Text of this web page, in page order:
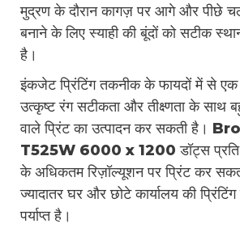
मुद्रण के दौरान कागज़ पर आगे और पीछे
बनाने के लिए स्याही की बूंदों को सटीक
है।
इंकजेट प्रिंटिंग तकनीक के फायदों में से
उत्कृष्ट रंग सटीकता और तीक्ष्णता के साथ
वाले प्रिंट का उत्पादन कर सकती है।
T525W 6000 x 1200 डॉट्स प्रति
के अधिकतम रिज़ॉल्यूशन पर प्रिंट कर
ज्यादातर घर और छोटे कार्यालय की
पर्याप्त है।